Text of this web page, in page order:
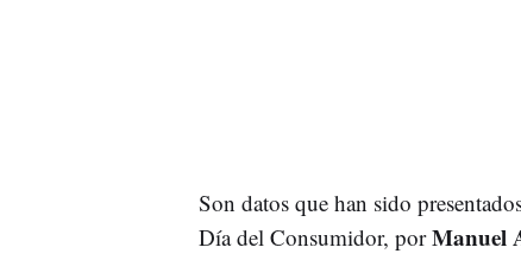
Son datos que han sido
Día del Consumidor, porManuel